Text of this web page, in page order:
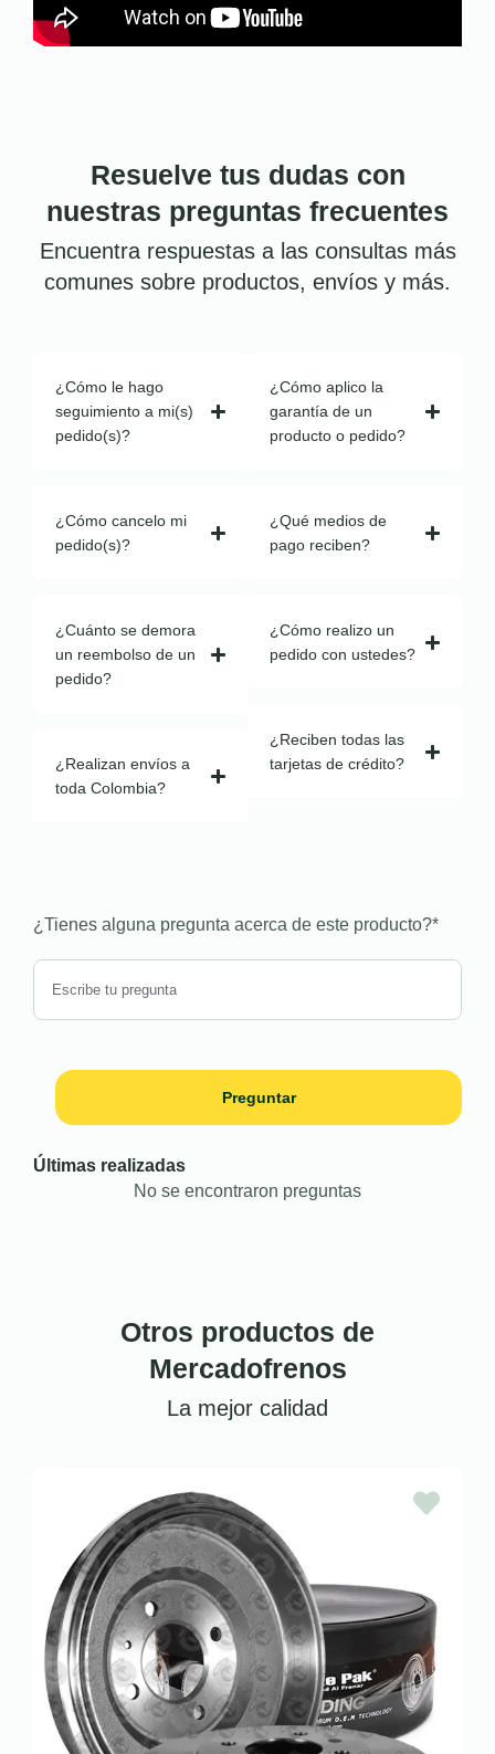
Resuelve tus dudas con
nuestras preguntas frecuentes
Encuentra respuestas a las consultas más
comunes sobre productos, envíos y más.
¿Cómo le hago
seguimiento a mi(s)
pedido(s)?
¿Cómo cancelo mi
pedido(s)?
¿Cuánto se demora
un reembolso de un
pedido?
¿Realizan envíos a
toda Colombia?
¿Cómo aplico la
garantía de un
producto o pedido?
¿Qué medios de
pago reciben?
¿Cómo realizo un
pedido con ustedes?
¿Reciben todas las
tarjetas de crédito?
¿Tienes alguna pregunta acerca de este producto?*
Preguntar
Últimas realizadas
No se encontraron preguntas
Otros productos de
Mercadofrenos
La mejor calidad